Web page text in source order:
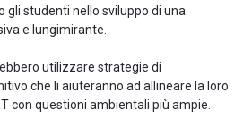
gli studenti nello sviluppo di una
e lungimirante.
utilizzare strategie di
che li aiuteranno ad allineare la loro
con questioni ambientali più ampie.